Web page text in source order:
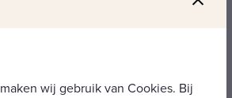
wij gebruik van Cookies. Bij